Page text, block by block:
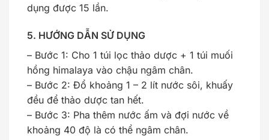
dụng được 15 lần.
5. HƯỚNG DẪN SỬ DỤNG
– Bước 1: Cho 1 túi lọc thảo dược + 1 túi muối
hồng himalaya vào chậu ngâm chân.
– Bước 2: Đổ khoảng 1 – 2 lít nước sôi, khuấy
đều để thảo dược tan hết.
– Bước 3: Pha thêm nước ấm và đợi nước về
khoảng 40 độ là có thể ngâm chân.